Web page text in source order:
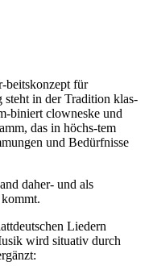
beitskonzept für
in der Tradition klas-
biniert clowneske und
das in höchs-tem
und Bedürfnisse
daher- und als
Liedern
wird situativ durch